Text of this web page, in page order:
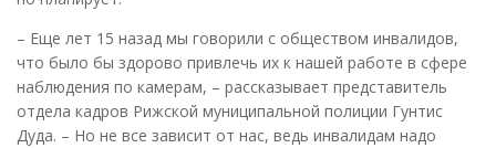
– Еще лет 15 назад мы говорили с обществом инвалидов,
что было бы здорово привлечь их к нашей работе в сфере
наблюдения по камерам, – рассказывает представитель
отдела кадров Рижской муниципальной полиции Гунтис
Дуда. – Но не все зависит от нас, ведь инвалидам надо